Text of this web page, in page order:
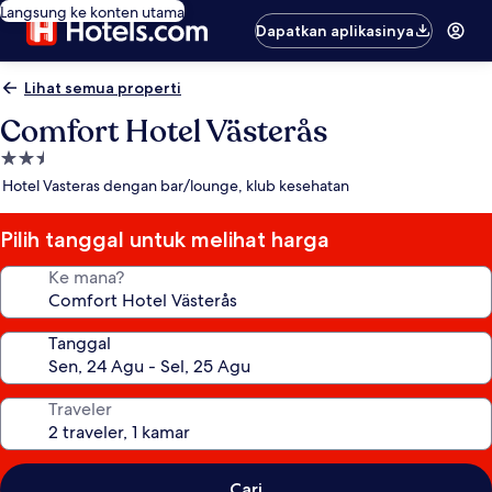
Langsung ke konten utama
Dapatkan aplikasinya
Lihat semua properti
Comfort Hotel Västerås
Properti
bintang
Hotel Vasteras dengan bar/lounge, klub kesehatan
Pilih tanggal untuk melihat harga
Ke mana?
Tanggal
Traveler